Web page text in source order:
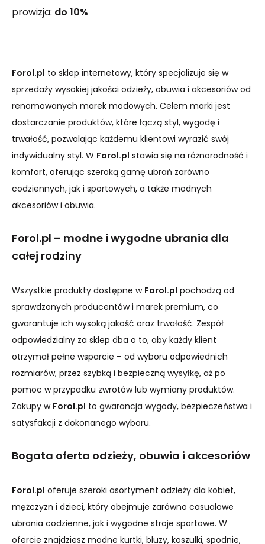
prowizja: do 10%
Forol.pl to sklep internetowy, który specjalizuje się w
sprzedaży wysokiej jakości odzieży, obuwia i akcesoriów od
renomowanych marek modowych. Celem marki jest
dostarczanie produktów, które łączą styl, wygodę i
trwałość, pozwalając każdemu klientowi wyrazić swój
indywidualny styl. W Forol.pl stawia się na różnorodność i
komfort, oferując szeroką gamę ubrań zarówno
codziennych, jak i sportowych, a także modnych
akcesoriów i obuwia.
Forol.pl – modne i wygodne ubrania dla
całej rodziny
Wszystkie produkty dostępne w Forol.pl pochodzą od
sprawdzonych producentów i marek premium, co
gwarantuje ich wysoką jakość oraz trwałość. Zespół
odpowiedzialny za sklep dba o to, aby każdy klient
otrzymał pełne wsparcie – od wyboru odpowiednich
rozmiarów, przez szybką i bezpieczną wysyłkę, aż po
pomoc w przypadku zwrotów lub wymiany produktów.
Zakupy w Forol.pl to gwarancja wygody, bezpieczeństwa i
satysfakcji z dokonanego wyboru.
Bogata oferta odzieży, obuwia i akcesoriów
Forol.pl oferuje szeroki asortyment odzieży dla kobiet,
mężczyzn i dzieci, który obejmuje zarówno casualowe
ubrania codzienne, jak i wygodne stroje sportowe. W
ofercie znajdziesz modne kurtki, bluzy, koszulki, spodnie,